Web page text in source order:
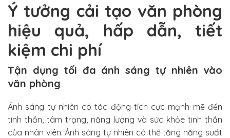
Ý tưởng cải tạo văn phòng
hiệu quả, hấp dẫn, tiết
kiệm chi phí
Tận dụng tối đa ánh sáng tự nhiên vào
văn phòng
Ánh sáng tự nhiên có tác động tích cực mạnh mẽ đến
tinh thần, tâm trạng, năng lượng và sức khỏe tinh thần
của nhân viên. Ánh sáng tự nhiên có thể tăng năng suất